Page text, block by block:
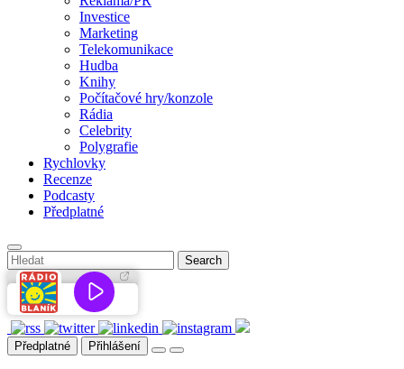
Investice
Marketing
Telekomunikace
Hudba
Knihy
Počítačové hry/konzole
Rádia
Celebrity
Polygrafie
Rychlovky
Recenze
Podcasty
Předplatné
Předplatné Přihlášení